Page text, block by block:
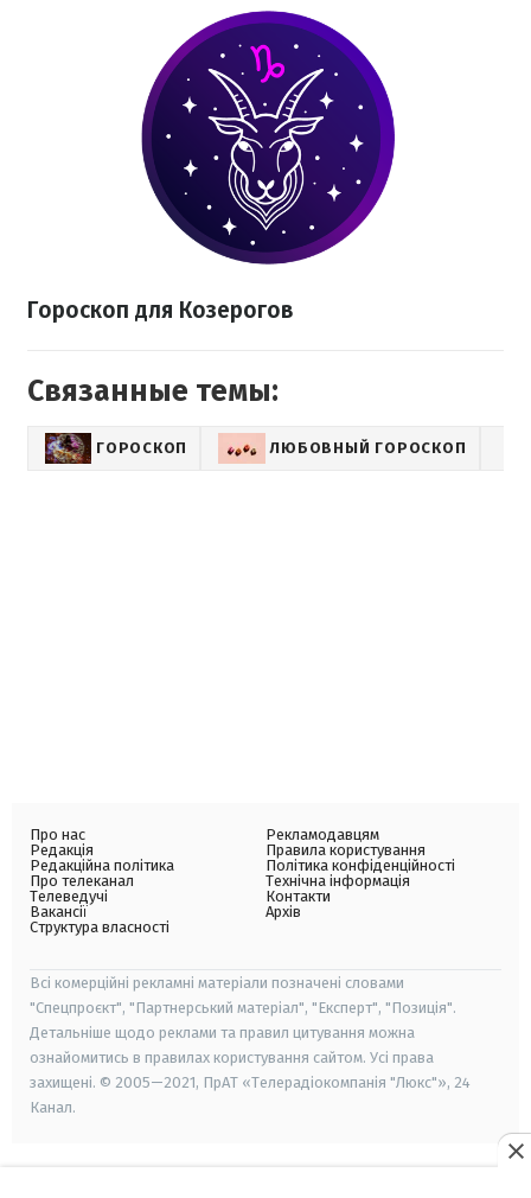
Гороскоп для Козерогов
Связанные темы:
ГОРОСКОП ЛЮБОВНЫЙ ГОРОСКОП
Про нас
Редакція
Редакційна політика
Про телеканал
Телеведучі
Вакансії
Структура власності
Рекламодавцям
Правила користування
Політика конфіденційності
Технічна інформація
Контакти
Архів
Всі комерційні рекламні матеріали позначені словами
"Спецпроєкт", "Партнерський матеріал", "Експерт", "Позиція".
Детальніше щодо реклами та правил цитування можна
ознайомитись в правилах користування сайтом. Усі права
захищені. © 2005—2021, ПрАТ «Телерадіокомпанія "Люкс"», 24
Канал.